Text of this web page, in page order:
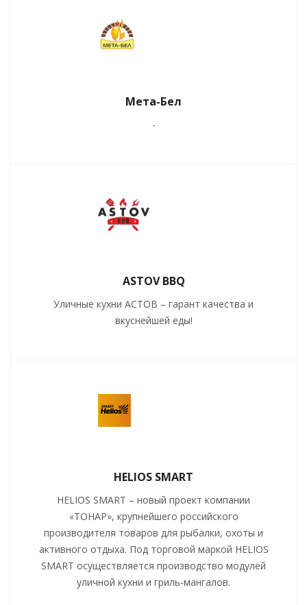
Мета-Бел
-
ASTOV BBQ
Уличные кухни АСТОВ – гарант качества и
вкуснейшей еды!
HELIOS SMART
HELIOS SMART – новый проект компании
«ТОНАР», крупнейшего российского
производителя товаров для рыбалки, охоты и
активного отдыха. Под торговой маркой HELIOS
SMART осуществляется производство модулей
уличной кухни и гриль-мангалов.